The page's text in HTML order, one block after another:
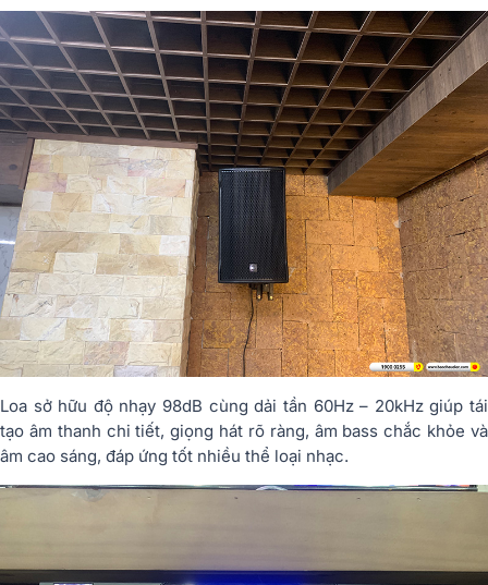
Loa sở hữu độ nhạy 98dB cùng dải tần 60Hz – 20kHz giúp tái
tạo âm thanh chi tiết, giọng hát rõ ràng, âm bass chắc khỏe và
âm cao sáng, đáp ứng tốt nhiều thể loại nhạc.